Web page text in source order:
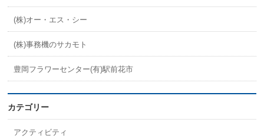
(株)オー・エス・シー
(株)事務機のサカモト
豊岡フラワーセンター(有)駅前花市
カテゴリー
アクティビティ